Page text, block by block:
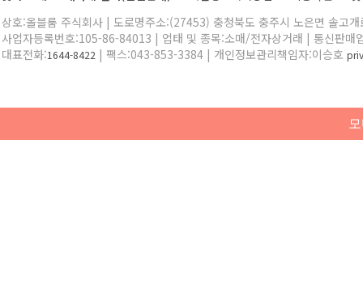
상호:올블룸 주식회사 | 도로명주소:(27453) 충청북도 충주시 노은면 솔고
사업자등록번호:105-86-84013 | 업태 및 종목:소매/전자상거래 | 통신판매
대표전화:1644-8422 | 팩스:043-853-3384 | 개인정보관리책임자:이승호